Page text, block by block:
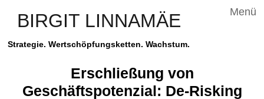
BIRGIT LINNAMÄE
Strategie. Wertschöpfungsketten. Wachstum.
Menü
Erschließung von
Geschäftspotenzial: De-Risking